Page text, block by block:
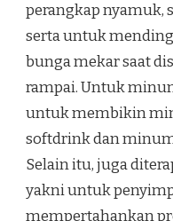
perangkap nyamuk,
serta untuk
bunga mekar saat
rampai. Untuk
untuk membikin
softdrink dan
Selain itu, juga
yakni untuk
mempertahankan